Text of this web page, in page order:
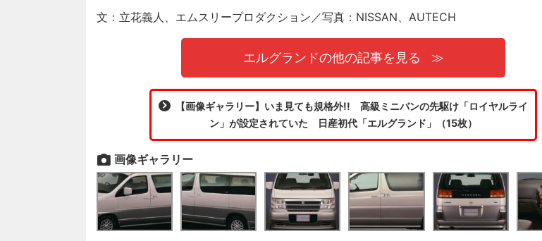
文：立花義人、エムスリープロダクション／写真：NISSAN、AUTECH
エルグランドの他の記事を見る
【画像ギャラリー】いま見ても規格外!! 高級ミニバンの先駆け「ロイヤルライ
ン」が設定されていた 日産初代「エルグランド」（15枚）
画像ギャラリー